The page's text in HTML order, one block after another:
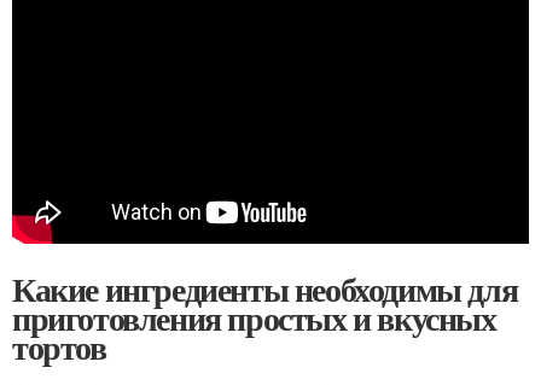
Какие ингредиенты необходимы для
приготовления простых и вкусных
тортов